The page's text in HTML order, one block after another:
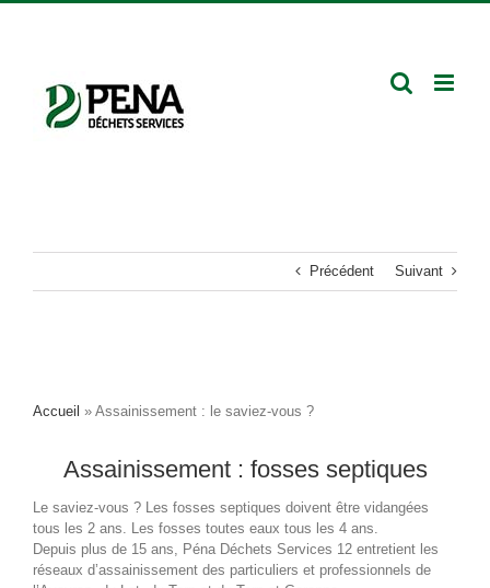
Précédent Suivant
Accueil » Assainissement : le saviez-vous ?
Assainissement : fosses septiques
Le saviez-vous ? Les fosses septiques doivent être vidangées
tous les 2 ans. Les fosses toutes eaux tous les 4 ans.
Depuis plus de 15 ans, Péna Déchets Services 12 entretient les
réseaux d’assainissement des particuliers et professionnels de